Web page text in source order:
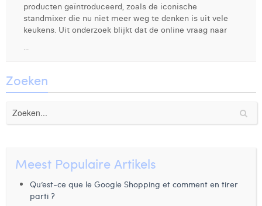
Edouard Polet
Elio Civalleri
Eliott Pousset
Floriane Defacqz
Jonas Geiregat
Justine Cremer
producten geïntroduceerd, zoals de iconische
standmixer die nu niet meer weg te denken is uit vele
keukens. Uit onderzoek blijkt dat de online vraag naar
...
Zoeken
Meest Populaire Artikels
Qu’est-ce que le Google Shopping et comment en tirer
parti ?